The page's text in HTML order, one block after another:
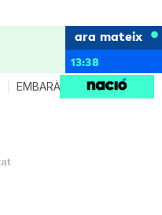
ara mateix
13:38
EMBARÀS CRIANÇA